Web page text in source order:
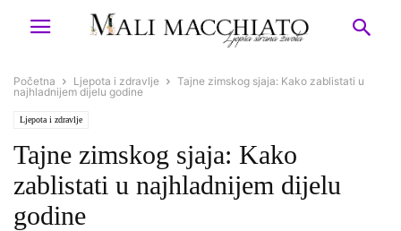
Početna Ljepota i zdravlje
Tajne zimskog sjaja: Kako zablistati u
najhladnijem dijelu godine
Ljepota i zdravlje
Tajne zimskog sjaja: Kako
zablistati u najhladnijem dijelu
godine